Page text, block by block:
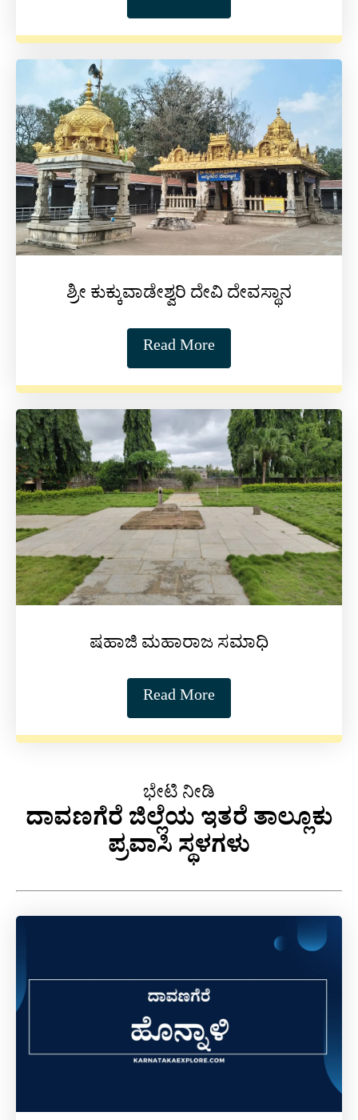
ಶ್ರೀ ಕುಕ್ಕುವಾಡೇಶ್ವರಿ ದೇವಿ ದೇವಸ್ಥಾನ
Read More
ಷಹಾಜಿ ಮಹಾರಾಜ ಸಮಾಧಿ
Read More
ಭೇಟಿ ನೀಡಿ
ದಾವಣಗೆರೆ ಜಿಲ್ಲೆಯ ಇತರೆ ತಾಲ್ಲೂಕು
ಪ್ರವಾಸಿ ಸ್ಥಳಗಳು